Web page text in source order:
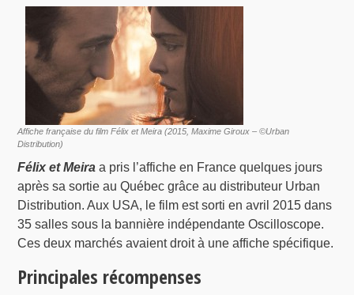
Affiche française du film Félix et Meira (2015, Maxime Giroux – ©Urban
Distribution)
Félix et Meira a pris l’affiche en France quelques jours
après sa sortie au Québec grâce au distributeur Urban
Distribution. Aux USA, le film est sorti en avril 2015 dans
35 salles sous la bannière indépendante Oscilloscope.
Ces deux marchés avaient droit à une affiche spécifique.
Principales récompenses